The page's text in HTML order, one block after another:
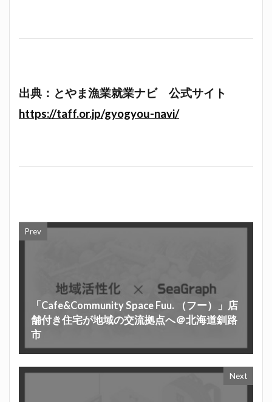
出典：とやま漁業就業ナビ 公式サイト
https://taff.or.jp/gyogyou-navi/
Prev
「Cafe&Community Space Fuu. （フー）」店
舗付き住宅が地域の交流拠点へ＠北海道釧路
市
Next